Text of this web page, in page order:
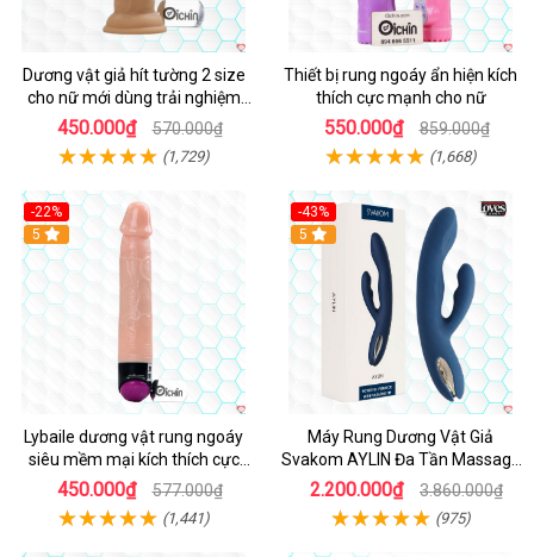
Dương vật giả hít tường 2 size
cho nữ mới dùng trải nghiệm
thật
450.000₫ 570.000₫
(1,729)
Thiết bị rung ngoáy ẩn hiện kích
thích cực mạnh cho nữ
550.000₫ 859.000₫
(1,668)
-22%
Hot
5
Lybaile dương vật rung ngoáy
siêu mềm mại kích thích cực
mạnh
450.000₫ 577.000₫
(1,441)
-43%
Hot
5
Máy Rung Dương Vật Giả
Svakom AYLIN Đa Tần Massage
Sướng
2.200.000₫ 3.860.000₫
(975)